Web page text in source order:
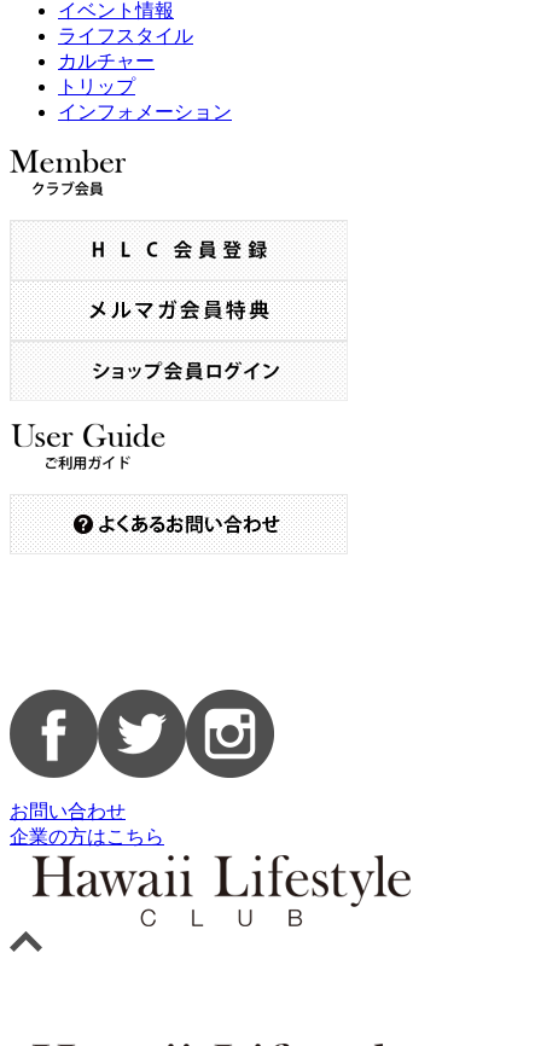
イベント情報
ライフスタイル
カルチャー
トリップ
インフォメーション
お問い合わせ
企業の方はこちら